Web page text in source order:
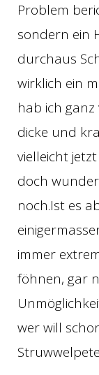
Problem
sondern ein
durchaus
wirklich ein
hab ich
dicke und
vielleicht
doch
noch.Ist es
immer
föhnen, gar
wer will